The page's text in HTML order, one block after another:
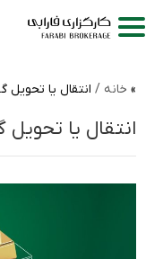
خانه / انتقال یا تحویل
انتقال یا